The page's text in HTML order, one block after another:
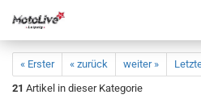
« Erster « zurück weiter »
21 Artikel in dieser Kategorie